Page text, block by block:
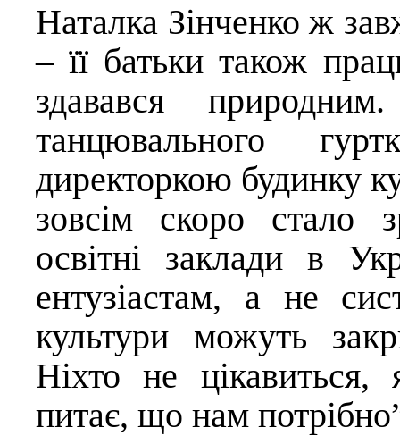
Наталка Зінченко ж
– її батьки також
здавався
танцювального
директоркою будинку
зовсім скоро стало
освітні заклади в
ентузіастам, а не
культури можуть
Ніхто не
питає, що нам